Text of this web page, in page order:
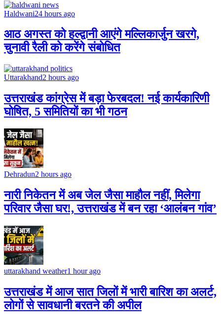
Haldwani24 hours ago
आठ अगस्त को हल्द्वानी आएंगे मल्लिकार्जुन खरगे,
चुनावी रैली को करेंगे संबोधित
Uttarakhand2 hours ago
उत्तराखंड कांग्रेस में बड़ा फेरबदल! नई कार्यकारिणी
घोषित, 5 समितियों का भी गठन
Dehradun2 hours ago
नारी निकेतन में अब जेल जैसा माहौल नहीं, मिलेगा
परिवार जैसा घर!, उत्तराखंड में बन रहा ‘आलंबन गांव’
uttarakhand weather1 hour ago
उत्तराखंड में आज सात जिलों में भारी बारिश का अलर्ट,
लोगों से सावधानी बरतने की अपील